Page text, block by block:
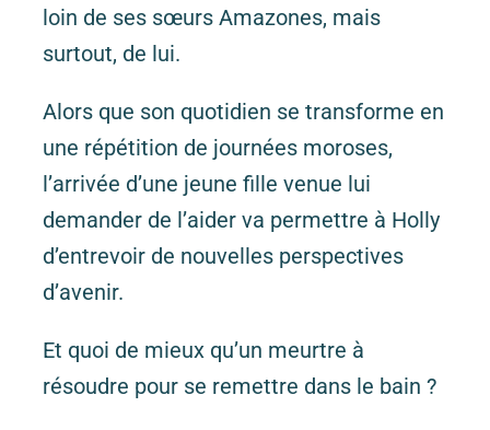
loin de ses sœurs Amazones, mais
surtout, de lui.
Alors que son quotidien se transforme en
une répétition de journées moroses,
l’arrivée d’une jeune fille venue lui
demander de l’aider va permettre à Holly
d’entrevoir de nouvelles perspectives
d’avenir.
Et quoi de mieux qu’un meurtre à
résoudre pour se remettre dans le bain ?